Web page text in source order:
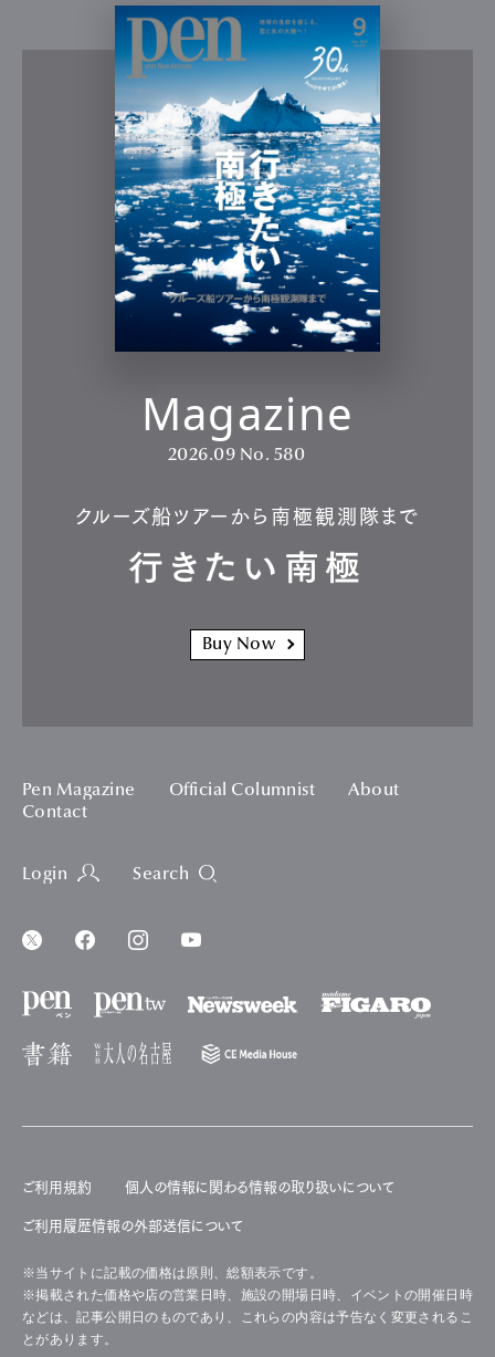
Magazine
2026.09 No. 580
クルーズ船ツアーから南極観測隊まで
行きたい南極
Buy Now
Pen Magazine Official Columnist
About
Contact
Login Search
ご利用規約 個人の情報に関わる情報の取り扱いについて
ご利用履歴情報の外部送信について
※当サイトに記載の価格は原則、総額表示です。
※掲載された価格や店の営業日時、施設の開場日時、イベントの開催日時
などは、記事公開日のものであり、これらの内容は予告なく変更されるこ
とがあります。